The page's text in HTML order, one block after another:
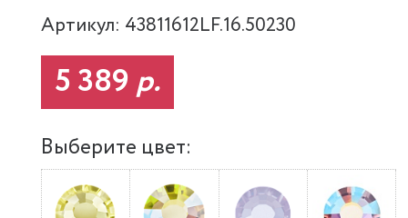
Артикул: 43811612LF.16.50230
5 389 р.
Выберите цвет: